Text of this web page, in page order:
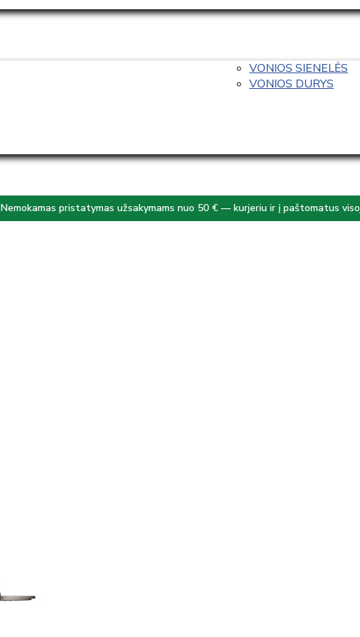
VONIOS SIENELĖS
VONIOS DURYS
Nemokamas pristatymas užsakymams nuo 50 € — kurjeriu ir į paštomatus